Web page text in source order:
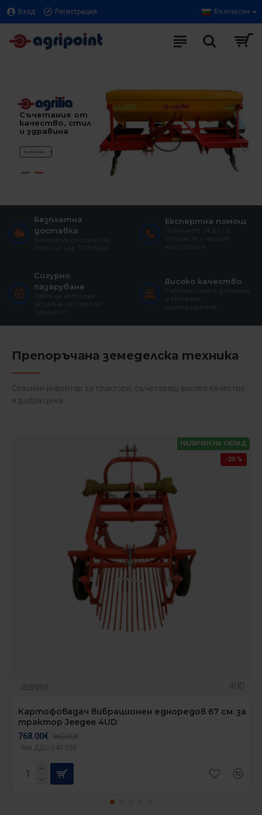
Вход Регистрация Български
Съчетание от
качество, стил
и здравина
KЪМ AGRILIA
Безплатна
доставка
Експертна помощ
Сигурно
пазаруване
Високо качество
Препоръчана земеделска техника
Сезонен инвентар за трактори, съчетаващ високо качество
и добра цена
НАЛИЧЕН НА СКЛАД
-20 %
Jeegee 4UD
Картофовадач вибрационен едноредов 67 см. за
трактор Jeegee 4UD
768.00€ 960.00€
без ДДС:640.00€